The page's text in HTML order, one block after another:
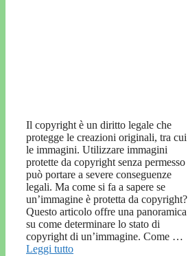
Il copyright è un diritto legale che
protegge le creazioni originali, tra cui
le immagini. Utilizzare immagini
protette da copyright senza permesso
può portare a severe conseguenze
legali. Ma come si fa a sapere se
un’immagine è protetta da copyright?
Questo articolo offre una panoramica
su come determinare lo stato di
copyright di un’immagine. Come …
Leggi tutto